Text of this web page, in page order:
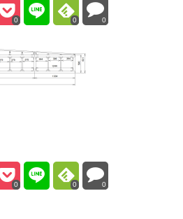
0 0 0
0 0 0